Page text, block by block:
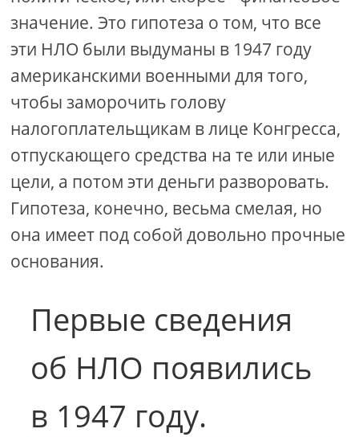
значение. Это гипотеза о том, что все
эти НЛО были выдуманы в 1947 году
американскими военными для того,
чтобы заморочить голову
налогоплательщикам в лице Конгресса,
отпускающего средства на те или иные
цели, а потом эти деньги разворовать.
Гипотеза, конечно, весьма смелая, но
она имеет под собой довольно прочные
основания.
Первые сведения
об НЛО появились
в 1947 году.